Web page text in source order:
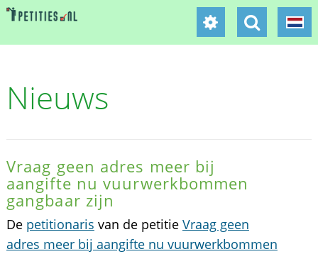
Nieuws
Vraag geen adres meer bij
aangifte nu vuurwerkbommen
gangbaar zijn
De petitionaris van de petitie Vraag geen
adres meer bij aangifte nu vuurwerkbommen